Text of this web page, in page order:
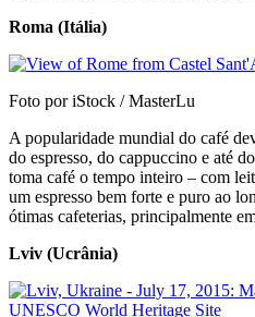
Roma (Itália)
Foto por iStock / MasterLu
A popularidade mundial do café
do espresso, do cappuccino e até
toma café o tempo inteiro – com
um espresso bem forte e puro ao
ótimas cafeterias, principalmente
Lviv (Ucrânia)